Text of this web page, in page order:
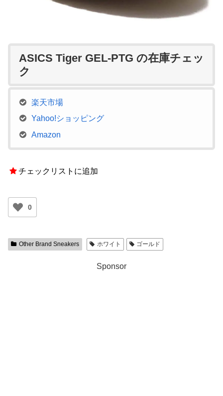
ASICS Tiger GEL-PTG の在庫チェッ
ク
楽天市場
Yahoo!ショッピング
Amazon
チェックリストに追加
0
Other Brand Sneakers ホワイト ゴールド
Sponsor